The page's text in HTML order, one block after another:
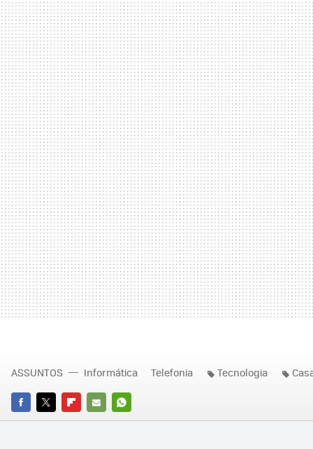
FACEBOOK
TWITTERFLIPBOARD
E-
WHATSAPP
ASSUNTOS Informática Telefonia Tecnologia